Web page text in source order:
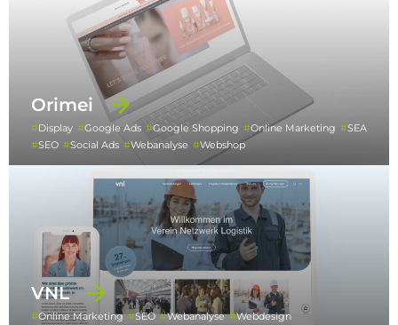
Orimei
Display Google Ads Google Shopping Online Marketing
SEA
SEO
Social Ads Webanalyse Webshop
VNL
Online Marketing SEO Webanalyse
Webdesign